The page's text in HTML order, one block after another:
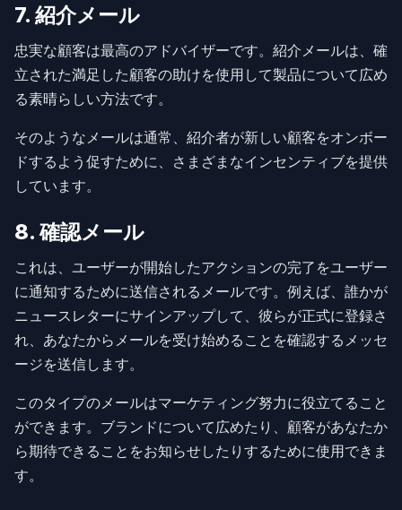
7. 紹介メール
忠実な顧客は最高のアドバイザーです。紹介メールは、確
立された満足した顧客の助けを使用して製品について広め
る素晴らしい方法です。
そのようなメールは通常、紹介者が新しい顧客をオンボー
ドするよう促すために、さまざまなインセンティブを提供
しています。
8. 確認メール
これは、ユーザーが開始したアクションの完了をユーザー
に通知するために送信されるメールです。例えば、誰かが
ニュースレターにサインアップして、彼らが正式に登録さ
れ、あなたからメールを受け始めることを確認するメッセ
ージを送信します。
このタイプのメールはマーケティング努力に役立てること
ができます。ブランドについて広めたり、顧客があなたか
ら期待できることをお知らせしたりするために使用できま
す。